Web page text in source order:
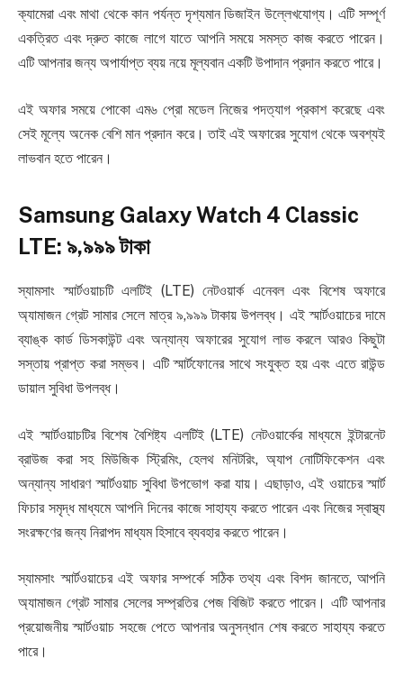
ক্যামেরা এবং মাথা থেকে কান পর্যন্ত দৃশ্যমান ডিজাইন উল্লেখযোগ্য। এটি সম্পূর্ণ
একত্রিত এবং দ্রুত কাজে লাগে যাতে আপনি সময়ে সমস্ত কাজ করতে পারেন।
এটি আপনার জন্য অপার্যাপ্ত ব্যয় নয়ে মূল্যবান একটি উপাদান প্রদান করতে পারে।
এই অফার সময়ে পোকো এম৬ প্রো মডেল নিজের পদত্যাগ প্রকাশ করেছে এবং
সেই মূল্যে অনেক বেশি মান প্রদান করে। তাই এই অফারের সুযোগ থেকে অবশ্যই
লাভবান হতে পারেন।
Samsung Galaxy Watch 4 Classic
LTE: ৯,৯৯৯ টাকা
স্যামসাং স্মার্টওয়াচটি এলটিই (LTE) নেটওয়ার্ক এনেবল এবং বিশেষ অফারে
অ্যামাজন গ্রেট সামার সেলে মাত্র ৯,৯৯৯ টাকায় উপলব্ধ। এই স্মার্টওয়াচের দামে
ব্যাঙ্ক কার্ড ডিসকাউন্ট এবং অন্যান্য অফারের সুযোগ লাভ করলে আরও কিছুটা
সস্তায় প্রাপ্ত করা সম্ভব। এটি স্মার্টফোনের সাথে সংযুক্ত হয় এবং এতে রাউন্ড
ডায়াল সুবিধা উপলব্ধ।
এই স্মার্টওয়াচটির বিশেষ বৈশিষ্ট্য এলটিই (LTE) নেটওয়ার্কের মাধ্যমে ইন্টারনেট
ব্রাউজ করা সহ মিউজিক স্ট্রিমিং, হেলথ মনিটরিং, অ্যাপ নোটিফিকেশন এবং
অন্যান্য সাধারণ স্মার্টওয়াচ সুবিধা উপভোগ করা যায়। এছাড়াও, এই ওয়াচের স্মার্ট
ফিচার সমৃদ্ধ মাধ্যমে আপনি দিনের কাজে সাহায্য করতে পারেন এবং নিজের স্বাস্থ্য
সংরক্ষণের জন্য নিরাপদ মাধ্যম হিসাবে ব্যবহার করতে পারেন।
স্যামসাং স্মার্টওয়াচের এই অফার সম্পর্কে সঠিক তথ্য এবং বিশদ জানতে, আপনি
অ্যামাজন গ্রেট সামার সেলের সম্প্রতির পেজ বিজিট করতে পারেন। এটি আপনার
প্রয়োজনীয় স্মার্টওয়াচ সহজে পেতে আপনার অনুসন্ধান শেষ করতে সাহায্য করতে
পারে।